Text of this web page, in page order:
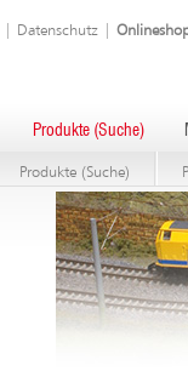
Datenschutz
Produkte (Suche)
Produkte (Suche)